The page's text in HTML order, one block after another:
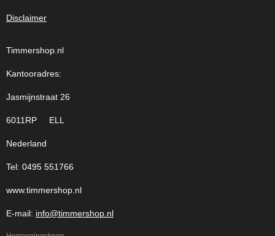
Disclaimer
Timmershop.nl
Kantooradres:
Jasmijnstraat 26
6011RP ELL
Nederland
Tel: 0495 551766
www.timmershop.nl
E-mail: info@timmershop.nl